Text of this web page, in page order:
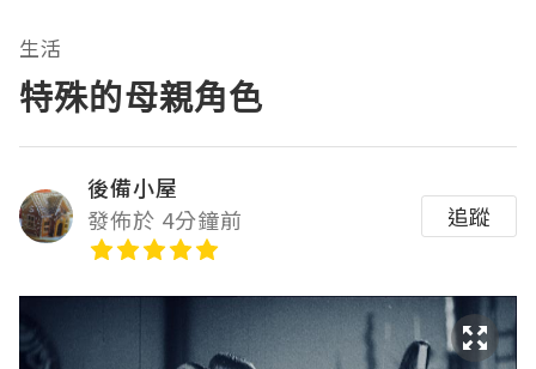
生活
特殊的母親角色
後備小屋
發佈於 4分鐘前
追蹤